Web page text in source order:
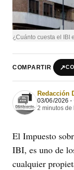
¿Cuánto cuesta el IBI
COMPARTIR ↗
Redacción
03/06/2026 -
2 minutos de
El Impuesto
IBI, es uno de
cualquier